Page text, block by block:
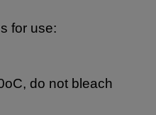
for use:
do not bleach